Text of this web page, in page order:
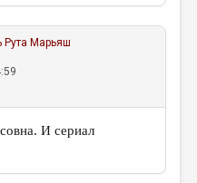
Рута Марьяш
И сериал